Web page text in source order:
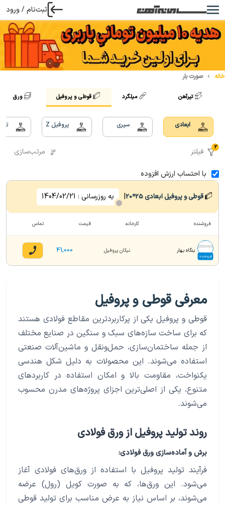
ثبت‌نام / ورود
خانه صورت بار
تیرآهن میلگرد قوطی و پروفیل ورق
ابعادی سپری پروفیل Z
2 فیلتر مرتب‌سازی
با احتساب ارزش افزوده
قوطی و پروفیل ابعادی25*20
| به روزرسانی : 1404/02/21
فروشنده کارخانه قیمت تماس
فروشنده
بنگاه بهار نیکان پروفیل 41,000
معرفی قوطی و پروفیل
قوطی و پروفیل یکی از پرکاربردترین مقاطع فولادی هستند
که برای ساخت سازه‌های سبک و سنگین در صنایع مختلف
از جمله ساختمان‌سازی، حمل‌ونقل و ماشین‌آلات صنعتی
استفاده می‌شوند. این محصولات به دلیل شکل هندسی
یکنواخت، مقاومت بالا و امکان استفاده در کاربردهای
متنوع، یکی از اصلی‌ترین اجزای پروژه‌های مدرن محسوب
می‌شوند.
روند تولید پروفیل از ورق فولادی
برش و آماده‌سازی ورق فولادی:
فرآیند تولید پروفیل با استفاده از ورق‌های فولادی آغاز
می‌شود. این ورق‌ها، که به صورت کویل (رول) عرضه
می‌شوند، بر اساس نیاز به عرض مناسب برای تولید قوطی